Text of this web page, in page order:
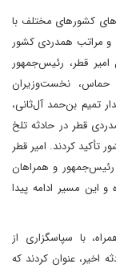
کشورهای مختلف با
و مراتب همدردی کشور
قطر، رئیس‌جمهور
نخست‌وزیران
‌تمیم بن‌حمد آل‌ثانی،
قطر در حادثه تلخ
تأکید کردند. امیر قطر
رئیس‌جمهور و همراهان
این مسیر ادامه پیدا
با سپاسگزاری از
اخیر، عنوان کردند که